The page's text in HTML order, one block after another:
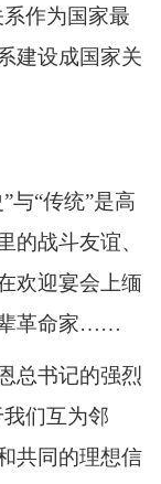
作为国家最
建设成国家关
与“传统”是高
的战斗友谊、
欢迎宴会上缅
辈革命家……
总书记的强烈
们互为邻
共同的理想信